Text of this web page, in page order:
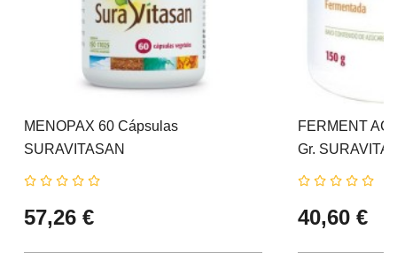
MENOPAX 60 Cápsulas
SURAVITASAN
57,26 €
FERMENT
Gr.
40,60 €